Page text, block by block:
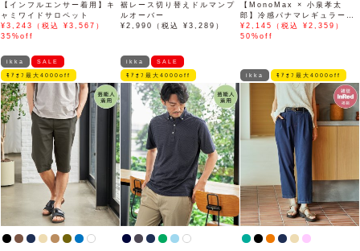
【インフルエンサー着用】キ
ャミワイドサロペット
¥3,243（税込 ¥3,567）
35%off
裾レース切り替えドルマンプ
ルオーバー
¥2,990（税込 ¥3,289）
【MonoMax × 小泉孝太
郎】冷感パナマレギュラーカ
ラー半袖シャツ「小泉孝太郎
さん着用モデル」
¥2,145（税込 ¥2,359）
50%off
ikka SALE
ﾓｱｵﾌ最大4000off
ikka SALE
ﾓｱｵﾌ最大4000off ikka ﾓｱｵﾌ最大4000off